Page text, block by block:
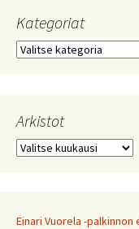
Kategoriat
Kategoriat
Arkistot
Arkistot
Einari Vuorela -